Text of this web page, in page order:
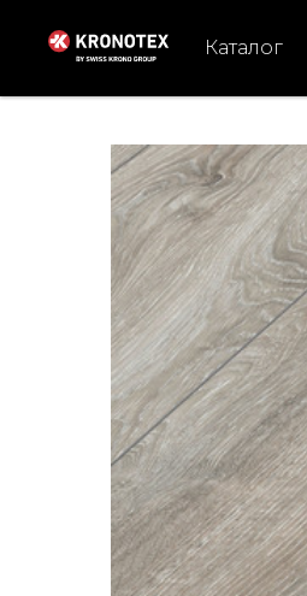
Каталог